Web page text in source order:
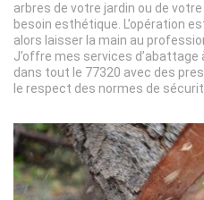
arbres de votre jardin ou de
besoin esthétique. L’opération
alors laisser la main au
J’offre mes services
dans tout le 77320 avec des
le respect des normes de